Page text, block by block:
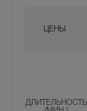
ЦЕНЫ
ДЛИТЕЛЬНОСТЬ